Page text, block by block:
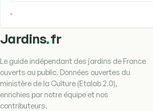
-
Jardins.fr
Le guide indépendant des jardins de France
ouverts au public. Données ouvertes du
ministère de la Culture (Etalab 2.0),
enrichies par notre équipe et nos
contributeurs.